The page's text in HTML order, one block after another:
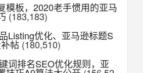
模板，2020老手惯用的亚马
(183,183)
Listing优化、亚马逊标题S
帖 (180,510)
词排名SEO优化规则，亚